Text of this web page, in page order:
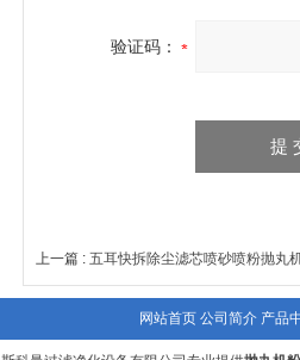
验证码：
上一篇 : 五耳快拆除尘滤芯喷砂喷粉抛丸
网站首页 公司简介 产品